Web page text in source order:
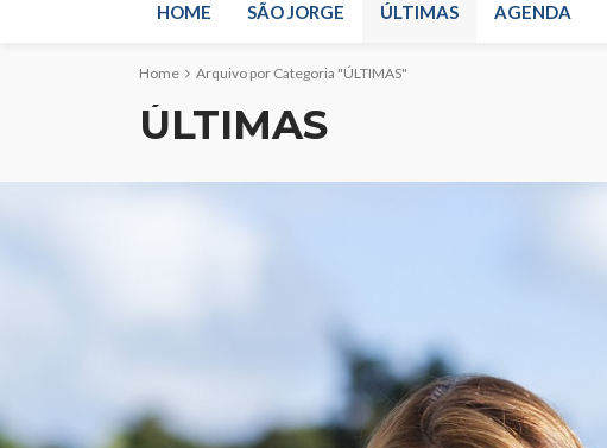
HOME SÃO JORGE ÚLTIMAS AGENDA
Home Arquivo por Categoria "ÚLTIMAS"
ÚLTIMAS